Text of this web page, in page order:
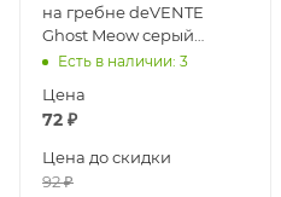
на гребне deVENTE
Ghost Meow серый
котенок 2350500
Есть в наличии: 3
Цена
72 ₽
Цена до скидки
92₽